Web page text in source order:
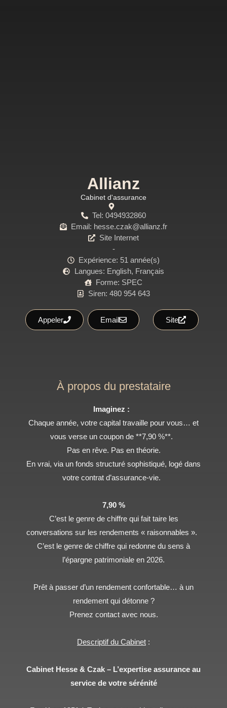
Allianz
Cabinet d'assurance
Tel: 0494932860
Email: hesse.czak@allianz.fr
Site Internet
-
Expérience: 51 année(s)
Langues: English, Français
Forme: SPEC
Siren: 480 954 643
Appeler Email Site
À propos du prestataire
Imaginez :
Chaque année, votre capital travaille pour vous… et
vous verse un coupon de **7,90 %**.
Pas en rêve. Pas en théorie.
En vrai, via un fonds structuré sophistiqué, logé dans
votre contrat d’assurance-vie.
7,90 %
C’est le genre de chiffre qui fait taire les
conversations sur les rendements « raisonnables ».
C’est le genre de chiffre qui redonne du sens à
l’épargne patrimoniale en 2026.
Prêt à passer d’un rendement confortable… à un
rendement qui détonne ?
Prenez contact avec nous.
Descriptif du Cabinet :
Cabinet Hesse & Czak – L’expertise assurance au
service de votre sérénité